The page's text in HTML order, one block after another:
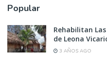
Popular
Rehabilitan
de Leona
3 AÑOS AGO